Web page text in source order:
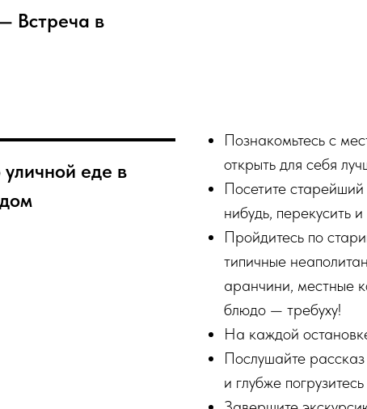
Встреча в
еде в
Познакомьтесь с
открыть для себя
Посетите
нибудь, перекусить
Пройдитесь по
типичные
аранчини, местные
блюдо — требуху!
На каждой
Послушайте
и глубже